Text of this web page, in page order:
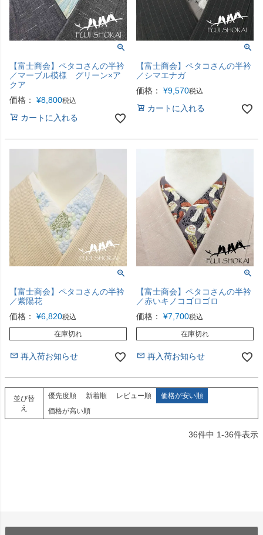
【富士商会】ペタコさんの半衿
／マーブル模様 グリーン×ア
クア
価格：
¥8,800税込
カートに入れる
【富士商会】ペタコさんの半衿
／シマエナガ
価格：
¥9,570税込
カートに入れる
【富士商会】ペタコさんの半衿
／紫陽花
価格：
¥6,820税込
在庫切れ
再入荷お知らせ
【富士商会】ペタコさんの半衿
／赤いキノコゴロゴロ
価格：
¥7,700税込
在庫切れ
再入荷お知らせ
並び替
え
優先度順 新着順 レビュー順
価格が安い順
価格が高い順
36件中 1-36件表示